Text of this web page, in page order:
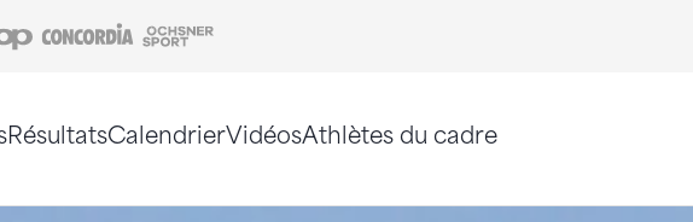
Coop Concordia
RésultatsCalendrierVidéosAthlètes du cadre